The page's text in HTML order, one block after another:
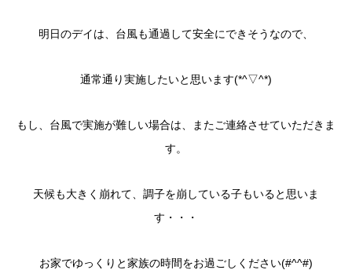
明日のデイは、台風も通過して安全にできそうなので、
通常通り実施したいと思います(*^▽^*)
もし、台風で実施が難しい場合は、またご連絡させていただきま
す。
天候も大きく崩れて、調子を崩している子もいると思いま
す・・・
お家でゆっくりと家族の時間をお過ごしください(#^^#)